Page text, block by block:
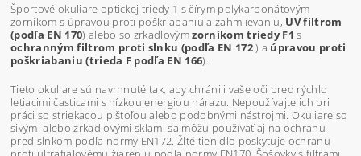
Športové okuliare optickej triedy 1 s čírym polykarbonátovým
zorníkom s úpravou proti poškriabaniu a zahmlievaniu, UV filtrom
(podľa EN 170) alebo so zrkadlovýmzorníkom triedy F1 s
ochranným filtrom proti slnku (podľa EN 172) a úpravou proti
poškriabaniu (trieda F podľa EN 166).
Tieto okuliare sú navrhnuté tak, aby chránili vaše oči pred rýchlo
letiacimi časticami s nízkou energiou nárazu. Nepoužívajte ich pri
práci so striekacou pištoľou alebo podobnými nástrojmi. Okuliare so
sivými alebo zrkadlovými sklami sa môžu používať aj na ochranu
pred slnkom podľa normy EN172. Žlté tienidlo poskytuje ochranu